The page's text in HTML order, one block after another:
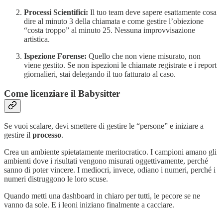
Processi Scientifici: Il tuo team deve sapere esattamente cosa
dire al minuto 3 della chiamata e come gestire l’obiezione
“costa troppo” al minuto 25. Nessuna improvvisazione
artistica.
Ispezione Forense: Quello che non viene misurato, non
viene gestito. Se non ispezioni le chiamate registrate e i report
giornalieri, stai delegando il tuo fatturato al caso.
Come licenziare il Babysitter
Se vuoi scalare, devi smettere di gestire le “persone” e iniziare a
gestire il processo.
Crea un ambiente spietatamente meritocratico. I campioni amano gli
ambienti dove i risultati vengono misurati oggettivamente, perché
sanno di poter vincere. I mediocri, invece, odiano i numeri, perché i
numeri distruggono le loro scuse.
Quando metti una dashboard in chiaro per tutti, le pecore se ne
vanno da sole. E i leoni iniziano finalmente a cacciare.